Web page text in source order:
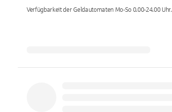
Verfügbarkeit der Geldautomaten Mo-So 0.00-24.00Uhr.